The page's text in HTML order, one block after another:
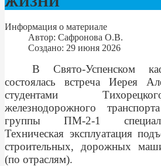
Информация о материале
Автор: Сафронова О.В.
Создано: 29 июня 2026
В Свято-Успенском
состоялась встреча Иерея
студентами
железнодорожного
группы ПМ-2-1
Техническая эксплуатация
строительных, дорожных
(по отраслям).